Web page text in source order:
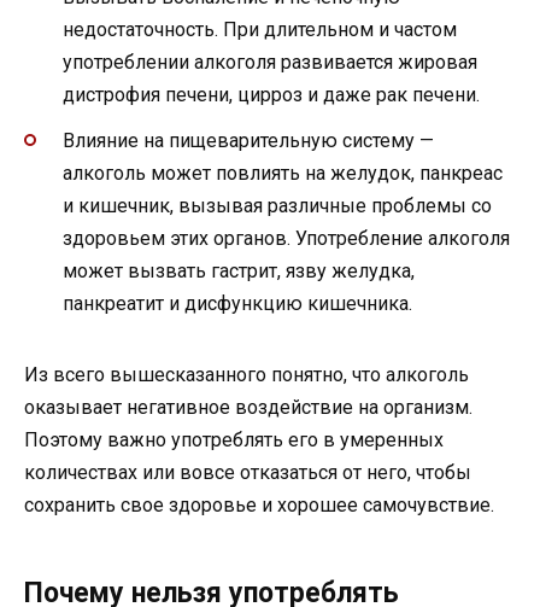
недостаточность. При длительном и частом
употреблении алкоголя развивается жировая
дистрофия печени, цирроз и даже рак печени.
Влияние на пищеварительную систему —
алкоголь может повлиять на желудок, панкреас
и кишечник, вызывая различные проблемы со
здоровьем этих органов. Употребление алкоголя
может вызвать гастрит, язву желудка,
панкреатит и дисфункцию кишечника.
Из всего вышесказанного понятно, что алкоголь
оказывает негативное воздействие на организм.
Поэтому важно употреблять его в умеренных
количествах или вовсе отказаться от него, чтобы
сохранить свое здоровье и хорошее самочувствие.
Почему нельзя употреблять